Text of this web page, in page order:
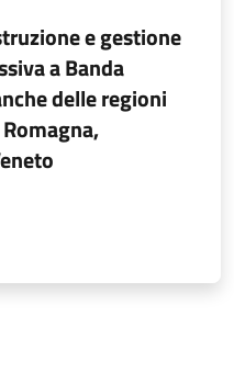
e gestione
a Banda
delle regioni